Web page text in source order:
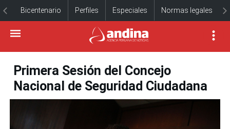
Bicentenario Perfiles Especiales Normas legales
Primera Sesión del Concejo
Nacional de Seguridad Ciudadana